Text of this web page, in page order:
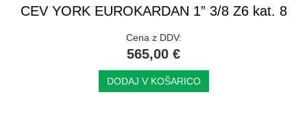
CEV YORK EUROKARDAN 1” 3/8 Z6 kat. 8
Cena z DDV:
565,00 €
DODAJ V KOŠARICO